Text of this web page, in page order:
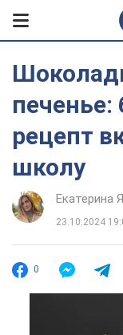
рецепт
школу
Екатерина
23.10.2024
0